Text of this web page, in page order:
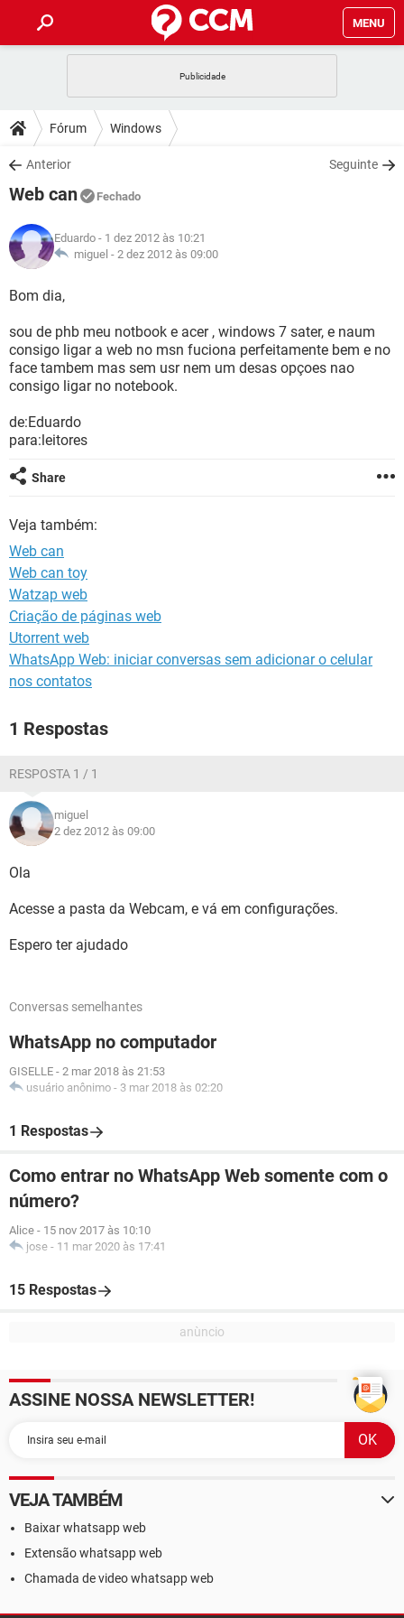
MENU
CELULAR
OUTLOOK
INSTAGRAM
GUIA DE COMPRAS
DICAS
JOGOS
INSTAGRAM
GUIA DE COMPRAS
DOWNLOADS
JOGOS
CELULAR
OUTLOOK EXCEL
INSTAGRAM
JOGOS
CELULAR
OUTLOOK
INSTAGRAM GMAIL
GUIA DE COMPRAS
GLOSSÁRIO
JOGOS
OUTLOOK EXCEL
INSTAGRAM
Fórum Windows
Anterior Seguinte
Web can Fechado
Eduardo - 1 dez 2012 às 10:21
miguel - 2 dez 2012 às 09:00
Bom dia,
sou de phb meu notbook e acer , windows 7 sater, e naum
consigo ligar a web no msn fuciona perfeitamente bem e no
face tambem mas sem usr nem um desas opçoes nao
consigo ligar no notebook.
de:Eduardo
para:leitores
Share
Veja também:
Web can
Web can toy
Watzap web
Criação de páginas web
Utorrent web
WhatsApp Web: iniciar conversas sem adicionar o celular
nos contatos
1 Respostas
RESPOSTA 1 / 1
miguel
2 dez 2012 às 09:00
Ola
Acesse a pasta da Webcam, e vá em configurações.
Espero ter ajudado
Conversas semelhantes
WhatsApp no computador
GISELLE - 2 mar 2018 às 21:53
usuário anônimo - 3 mar 2018 às 02:20
1 Respostas
Como entrar no WhatsApp Web somente com o
número?
Alice - 15 nov 2017 às 10:10
jose - 11 mar 2020 às 17:41
15 Respostas
ASSINE NOSSA NEWSLETTER!
VEJA TAMBÉM
Baixar whatsapp web
Extensão whatsapp web
Chamada de video whatsapp web